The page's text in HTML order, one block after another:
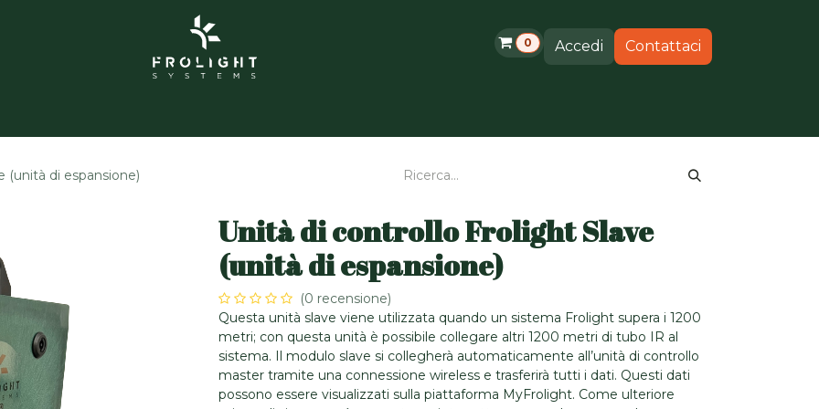
0 Accedi Contattaci
(unità di espansione)
Unità di controllo Frolight Slave
(unità di espansione)
(0 recensione)
Questa unità slave viene utilizzata quando un sistema Frolight supera i 1200
metri; con questa unità è possibile collegare altri 1200 metri di tubo IR al
sistema. Il modulo slave si collegherà automaticamente all’unità di controllo
master tramite una connessione wireless e trasferirà tutti i dati. Questi dati
possono essere visualizzati sulla piattaforma MyFrolight. Come ulteriore